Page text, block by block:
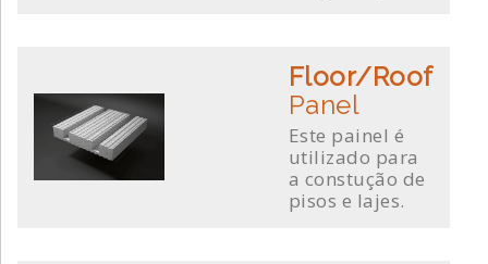
Floor/Roof
Panel
Este painel é
utilizado para
a constução de
pisos e lajes.